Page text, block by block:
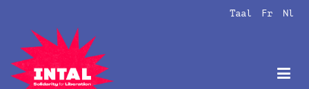
springen
Taal Fr Nl